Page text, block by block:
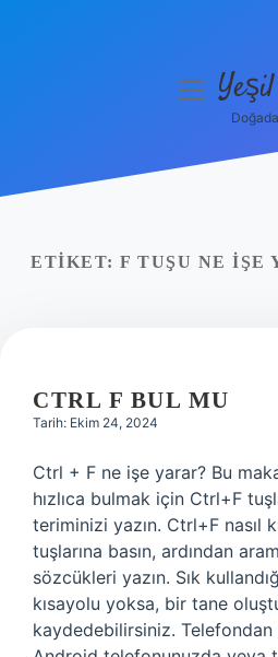
Yasal Uyarı
menüyü
ETIKET: F TUŞU NE IŞE
CTRL F BUL MU
Tarih: Ekim 24, 2024
Ctrl + F ne işe yarar? Bu
hızlıca bulmak için Ctrl+F
teriminizi yazın. Ctrl+F nasıl
tuşlarına basın, ardından
sözcükleri yazın. Sık
kısayolu yoksa, bir tane
kaydedebilirsiniz. Telefondan